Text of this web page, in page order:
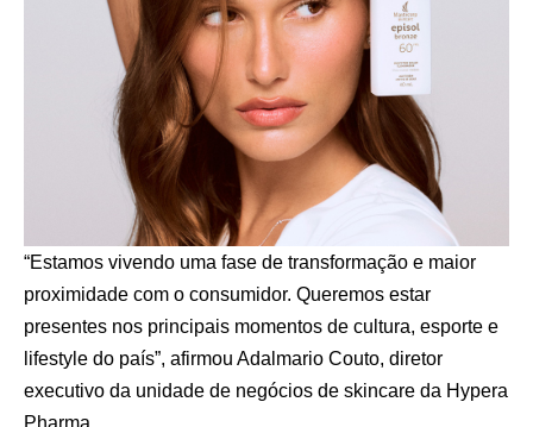
“Estamos vivendo uma fase de transformação e maior
proximidade com o consumidor. Queremos estar
presentes nos principais momentos de cultura, esporte e
lifestyle do país”, afirmou Adalmario Couto, diretor
executivo da unidade de negócios de skincare da Hypera
Pharma.